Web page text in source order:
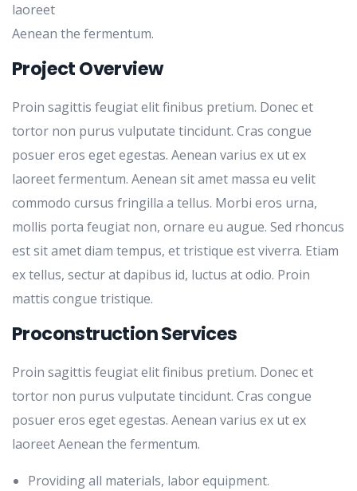
laoreet
Aenean the fermentum.
Project Overview
Proin sagittis feugiat elit finibus pretium. Donec et
tortor non purus vulputate tincidunt. Cras congue
posuer eros eget egestas. Aenean varius ex ut ex
laoreet fermentum. Aenean sit amet massa eu velit
commodo cursus fringilla a tellus. Morbi eros urna,
mollis porta feugiat non, ornare eu augue. Sed rhoncus
est sit amet diam tempus, et tristique est viverra. Etiam
ex tellus, sectur at dapibus id, luctus at odio. Proin
mattis congue tristique.
Proconstruction Services
Proin sagittis feugiat elit finibus pretium. Donec et
tortor non purus vulputate tincidunt. Cras congue
posuer eros eget egestas. Aenean varius ex ut ex
laoreet Aenean the fermentum.
Providing all materials, labor equipment.